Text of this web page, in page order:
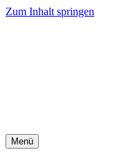
Zum Inhalt springen
Menü